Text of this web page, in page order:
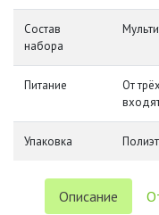
Состав
набора
Питание От трёх
Упаковка
Описание